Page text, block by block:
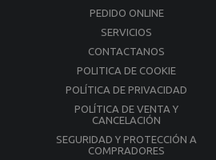
PEDIDO ONLINE
SERVICIOS
CONTACTANOS
POLITICA DE COOKIE
POLÍTICA DE PRIVACIDAD
POLÍTICA DE VENTA Y
CANCELACIÓN
SEGURIDAD Y PROTECCIÓN A
COMPRADORES